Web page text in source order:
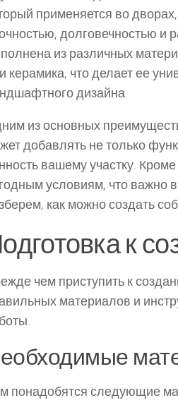
применяется во
долговечностью и
из различных
керамика, что делает ее
дизайна.
из основных
добавлять не только
вашему участку.
условиям, что важно
как можно создать
к
чем приступить к
материалов и
понадобятся следующие